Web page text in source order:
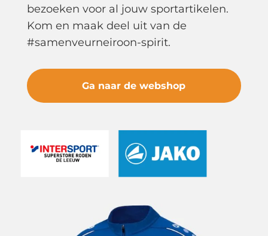
bezoeken voor al jouw sportartikelen.
Kom en maak deel uit van de
#samenveurneiroon-spirit.
Ga naar de webshop